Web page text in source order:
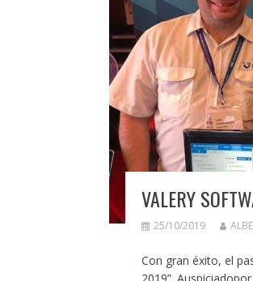
VALERY
25/10/2019
Con gran éxito, el
2019”.